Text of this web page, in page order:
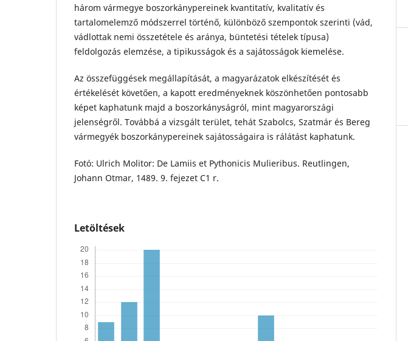
három vármegye boszorkánypereinek kvantitatív, kvalitatív és
tartalomelemző módszerrel történő, különböző szempontok szerinti (vád,
vádlottak nemi összetétele és aránya, büntetési tételek típusa)
feldolgozás elemzése, a tipikusságok és a sajátosságok kiemelése.
Az összefüggések megállapítását, a magyarázatok elkészítését és
értékelését követően, a kapott eredményeknek köszönhetően pontosabb
képet kaphatunk majd a boszorkányságról, mint magyarországi
jelenségről. Továbbá a vizsgált terület, tehát Szabolcs, Szatmár és Bereg
vármegyék boszorkánypereinek sajátosságaira is rálátást kaphatunk.
Fotó: Ulrich Molitor: De Lamiis et Pythonicis Mulieribus. Reutlingen,
Johann Otmar, 1489. 9. fejezet C1 r.
Letöltések